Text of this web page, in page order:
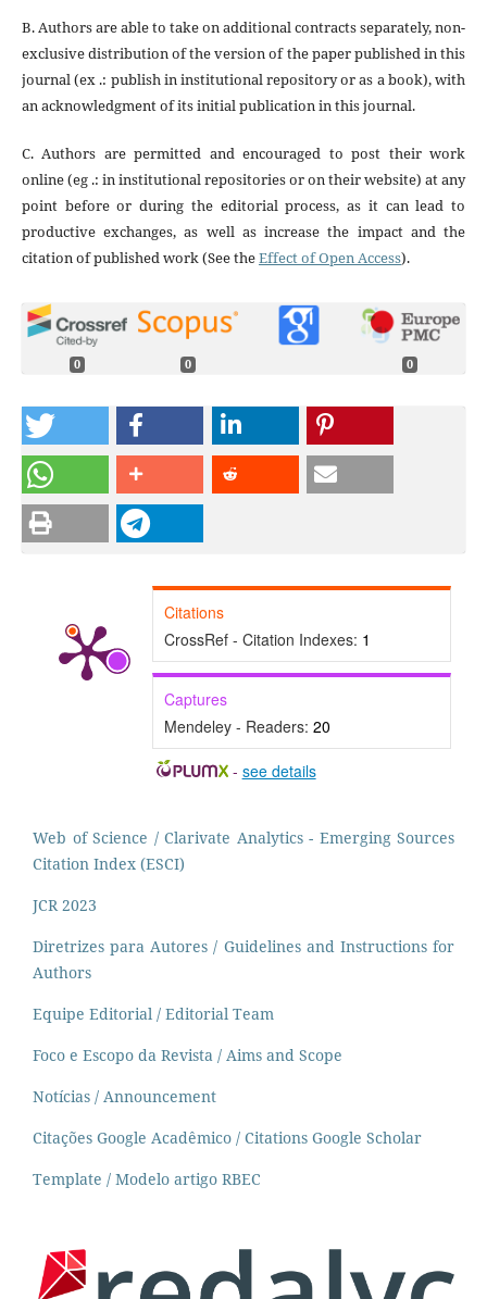
B. Authors are able to take on additional contracts separately, non-
exclusive distribution of the version of the paper published in this
journal (ex .: publish in institutional repository or as a book), with
an acknowledgment of its initial publication in this journal.
C. Authors are permitted and encouraged to post their work
online (eg .: in institutional repositories or on their website) at any
point before or during the editorial process, as it can lead to
productive exchanges, as well as increase the impact and the
citation of published work (See theEffect of Open Access).
0 0 0
Citations
CrossRef - Citation Indexes: 1
Captures
Mendeley - Readers: 20
- see details
Web of Science / Clarivate Analytics - Emerging Sources
Citation Index (ESCI)
JCR 2023
Diretrizes para Autores / Guidelines and Instructions for
Authors
Equipe Editorial / Editorial Team
Foco e Escopo da Revista / Aims and Scope
Notícias / Announcement
Citações Google Acadêmico / Citations Google Scholar
Template / Modelo artigo RBEC